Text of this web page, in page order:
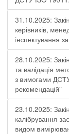
31.10.2025:
керівників,
інспектування
28.10.2025:
та валідація
з вимогами
рекомендацій"
23.10.2025:
калібрування
видом